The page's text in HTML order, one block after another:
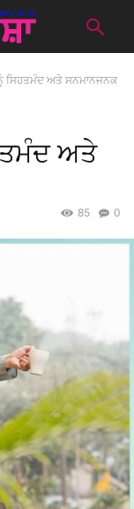
ਸਿਹਤਮੰਦ ਅਤੇ ਸਨਮਾਨਜਨਕ
ਅਤੇ
0
85